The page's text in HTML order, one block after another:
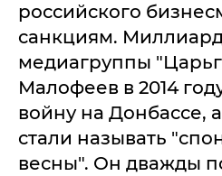
российского
санкциям.
медиагруппы
Малофеев в 2014
войну на Донбассе,
стали называть
весны". Он дважды